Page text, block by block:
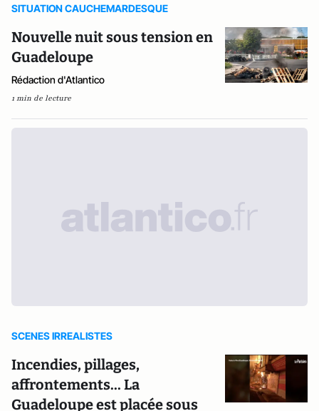
SITUATION CAUCHEMARDESQUE
Nouvelle nuit sous tension en
Guadeloupe
Rédaction d'Atlantico
1 min de lecture
SCENES IRREALISTES
Incendies, pillages,
affrontements... La
Guadeloupe est placée sous